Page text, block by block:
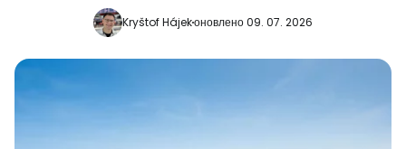
Kryštof Hájekоновлено 09. 07. 2026
Продовжуйте у Facebook
Продовжити з email